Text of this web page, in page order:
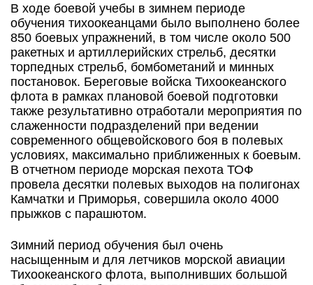
В ходе боевой учебы в зимнем периоде
обучения тихоокеанцами было выполнено более
850 боевых упражнений, в том числе около 500
ракетных и артиллерийских стрельб, десятки
торпедных стрельб, бомбометаний и минных
постановок. Береговые войска Тихоокеанского
флота в рамках плановой боевой подготовки
также результативно отработали мероприятия по
слаженности подразделений при ведении
современного общевойскового боя в полевых
условиях, максимально приближенных к боевым.
В отчетном периоде морская пехота ТОФ
провела десятки полевых выходов на полигонах
Камчатки и Приморья, совершила около 4000
прыжков с парашютом.
Зимний период обучения был очень
насыщенным и для летчиков морской авиации
Тихоокеанского флота, выполнивших большой